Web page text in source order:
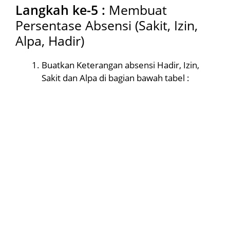
Langkah ke-5 : Membuat
Persentase Absensi (Sakit, Izin,
Alpa, Hadir)
Buatkan Keterangan absensi Hadir, Izin,
Sakit dan Alpa di bagian bawah tabel :